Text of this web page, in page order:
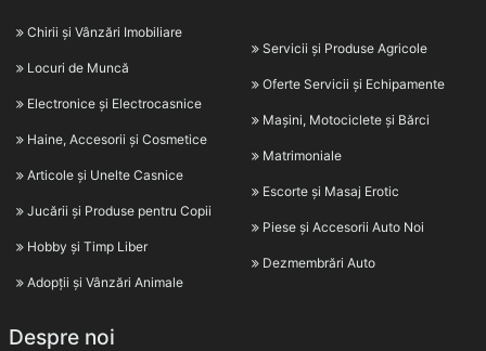
Chirii și Vânzări Imobiliare
Locuri de Muncă
Electronice și Electrocasnice
Haine, Accesorii și Cosmetice
Articole și Unelte Casnice
Jucării și Produse pentru Copii
Hobby și Timp Liber
Adopții și Vânzări Animale
Servicii și Produse Agricole
Oferte Servicii și Echipamente
Mașini, Motociclete și Bărci
Matrimoniale
Escorte și Masaj Erotic
Piese și Accesorii Auto Noi
Dezmembrări Auto
Despre noi